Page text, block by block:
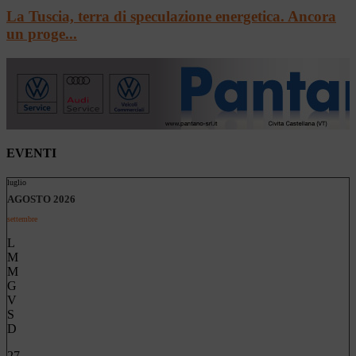
La Tuscia, terra di speculazione energetica. Ancora
un proge...
EVENTI
luglio
AGOSTO 2026
settembre
L
M
M
G
V
S
D